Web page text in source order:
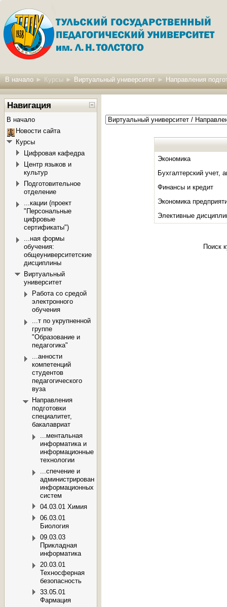
В начало ► Курсы ► Виртуальный университет ► Направления
Экономика
Бухгалтерский учет,
Финансы и кредит
Экономика
Элективные
Поиск
Навигация
В начало
Новости сайта
Курсы
Цифровая кафедра
Центр языков и
культур
Подготовительное
отделение
...кации (проект
"Персональные
цифровые
сертификаты")
...ная формы
обучения:
общеуниверситетские
дисциплины
Виртуальный
университет
Работа со средой
электронного
обучения
...т по укрупненной
группе
"Образование и
педагогика"
...анности
компетенций
студентов
педагогического
вуза
Направления
подготовки
специалитет,
бакалавриат
...ментальная
информатика и
информационные
технологии
...спечение и
администрирование
информационных
систем
04.03.01 Химия
06.03.01
Биология
09.03.03
Прикладная
информатика
20.03.01
Техносферная
безопасность
33.05.01
Фармация